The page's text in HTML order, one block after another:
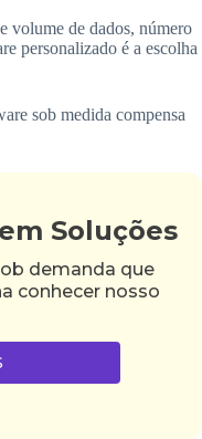
volume de dados, número
personalizado é a escolha
sob medida compensa
Soluções
demanda que
conhecer nosso